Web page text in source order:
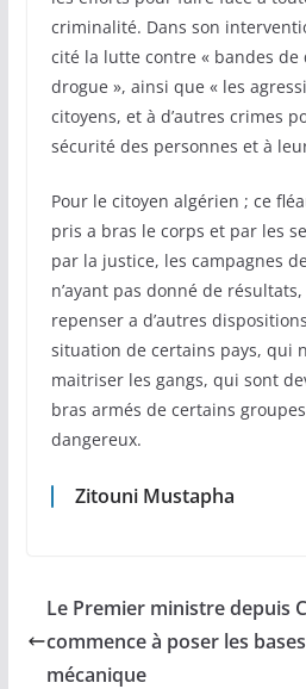
criminalité. Dans son
cité la lutte contre « bandes
drogue », ainsi que « les
citoyens, et à d’autres crimes
sécurité des personnes et à
Pour le citoyen algérien ; ce
pris a bras le corps et par les
par la justice, les campagnes
n’ayant pas donné de
repenser a d’autres
situation de certains pays, qui
maitriser les gangs, qui sont
bras armés de certains
dangereux.
Zitouni Mustapha
Le Premier ministre depuis
commence à poser les
mécanique